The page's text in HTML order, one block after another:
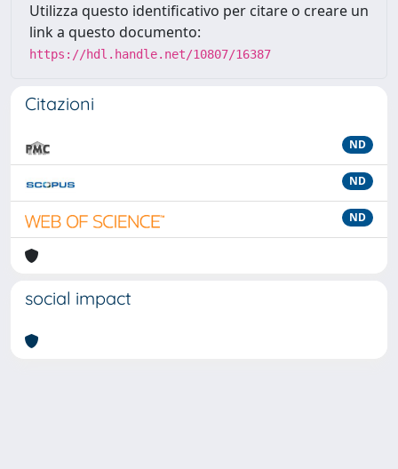
Utilizza questo identificativo per citare o creare un
link a questo documento:
https://hdl.handle.net/10807/16387
Citazioni
ND
ND
ND
social impact